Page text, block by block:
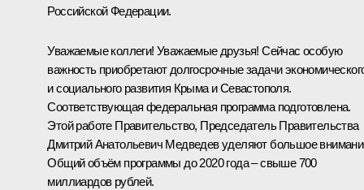
Российской Федерации.
Уважаемые коллеги! Уважаемые друзья! Сейчас особую
важность приобретают долгосрочные задачи
и социального развития Крыма и Севастополя.
Соответствующая федеральная программа подготовлена.
Этой работе Правительство, Председатель Правительства
Дмитрий Анатольевич Медведев уделяют большое
Общий объём программы до 2020 года – свыше 700
миллиардов рублей.